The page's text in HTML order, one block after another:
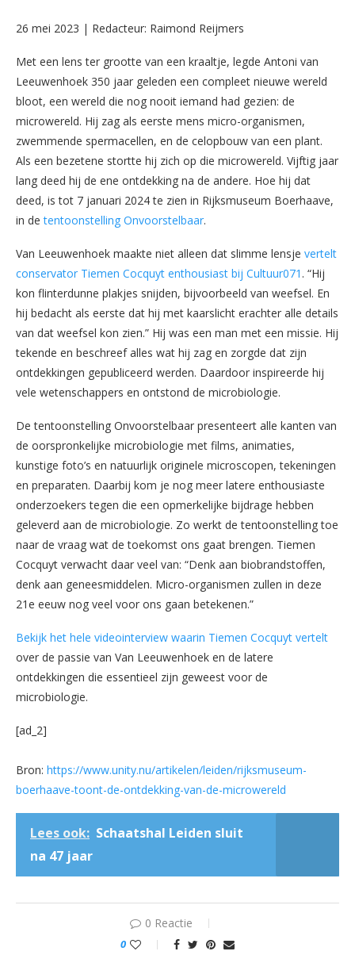
26 mei 2023 | Redacteur: Raimond Reijmers
Met een lens ter grootte van een kraaltje, legde Antoni van
Leeuwenhoek 350 jaar geleden een compleet nieuwe wereld
bloot, een wereld die nog nooit iemand had gezien: de
microwereld. Hij zag als eerste mens micro-organismen,
zwemmende spermacellen, en de celopbouw van een plant.
Als een bezetene stortte hij zich op die microwereld. Vijftig jaar
lang deed hij de ene ontdekking na de andere. Hoe hij dat
deed, is tot 7 januari 2024 te zien in Rijksmuseum Boerhaave,
in detentoonstelling Onvoorstelbaar.
Van Leeuwenhoek maakte niet alleen dat slimme lensje vertelt
conservator Tiemen Cocquyt enthousiast bij Cultuur071 . “Hij
kon flinterdunne plakjes snijden, bijvoorbeeld van weefsel. En
hij bedacht als eerste dat hij met kaarslicht erachter alle details
van dat weefsel kon zien.” Hij was een man met een missie. Hij
tekende en beschreef alles wat hij zag en zorgde dat zijn
ontdekkingen gepubliceerd werden. Daardoor inspireerde hij
vele wetenschappers en ontstond de microbiologie.
De tentoonstelling Onvoorstelbaar presenteert alle kanten van
de oorspronkelijke microbiologie met films, animaties,
kunstige foto’s en natuurlijk originele microscopen, tekeningen
en preparaten. Daarbij kom je nog meer latere enthousiaste
onderzoekers tegen die een opmerkelijke bijdrage hebben
geleverd aan de microbiologie. Zo werkt de tentoonstelling toe
naar de vraag wat de toekomst ons gaat brengen. Tiemen
Cocquyt verwacht daar veel van: “Denk aan biobrandstoffen,
denk aan geneesmiddelen. Micro-organismen zullen in deze
21e eeuw nog veel voor ons gaan betekenen.”
Bekijk het hele videointerview waarin Tiemen Cocquyt vertelt
over de passie van Van Leeuwenhoek en de latere
ontdekkingen die essentieel zijn geweest voor de
microbiologie.
[ad_2]
Bron: https://www.unity.nu/artikelen/leiden/rijksmuseum-
boerhaave-toont-de-ontdekking-van-de-microwereld
Lees ook: Schaatshal Leiden sluit
na 47 jaar
0 Reactie
0